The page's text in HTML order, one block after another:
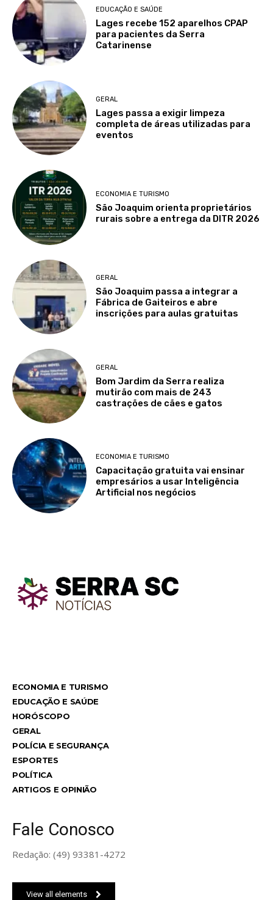
EDUCAÇÃO E SAÚDE
Lages recebe 152 aparelhos CPAP
para pacientes da Serra
Catarinense
GERAL
Lages passa a exigir limpeza
completa de áreas utilizadas para
eventos
ECONOMIA E TURISMO
São Joaquim orienta proprietários
rurais sobre a entrega da DITR 2026
GERAL
São Joaquim passa a integrar a
Fábrica de Gaiteiros e abre
inscrições para aulas gratuitas
GERAL
Bom Jardim da Serra realiza
mutirão com mais de 243
castrações de cães e gatos
ECONOMIA E TURISMO
Capacitação gratuita vai ensinar
empresários a usar Inteligência
Artificial nos negócios
ECONOMIA E TURISMO
EDUCAÇÃO E SAÚDE
HORÓSCOPO
GERAL
POLÍCIA E SEGURANÇA
ESPORTES
POLÍTICA
ARTIGOS E OPINIÃO
Fale Conosco
Redação: (49) 93381-4272
View all elements